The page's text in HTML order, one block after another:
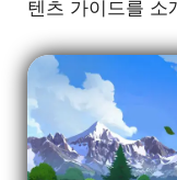
텐츠 가이드를 소